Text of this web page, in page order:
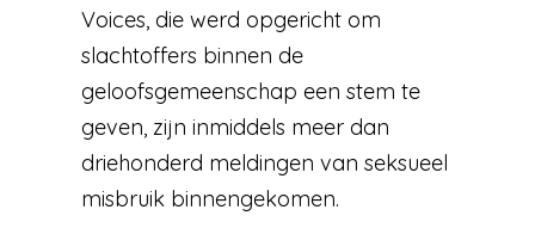
Voices, die werd opgericht om
slachtoffers binnen de
geloofsgemeenschap een stem te
geven, zijn inmiddels meer dan
driehonderd meldingen van seksueel
misbruik binnengekomen.